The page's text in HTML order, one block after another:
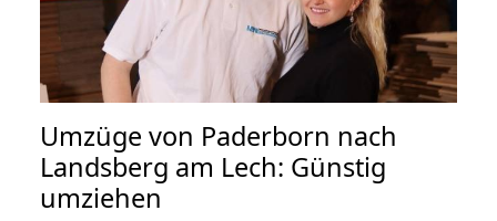
Umzüge von Paderborn nach
Landsberg am Lech: Günstig
umziehen